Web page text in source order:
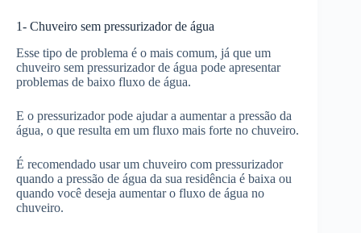
1- Chuveiro sem pressurizador de água
Esse tipo de problema é o mais comum, já que um
chuveiro sem pressurizador de água pode apresentar
problemas de baixo fluxo de água.
E o pressurizador pode ajudar a aumentar a pressão da
água, o que resulta em um fluxo mais forte no chuveiro.
É recomendado usar um chuveiro com pressurizador
quando a pressão de água da sua residência é baixa ou
quando você deseja aumentar o fluxo de água no
chuveiro.